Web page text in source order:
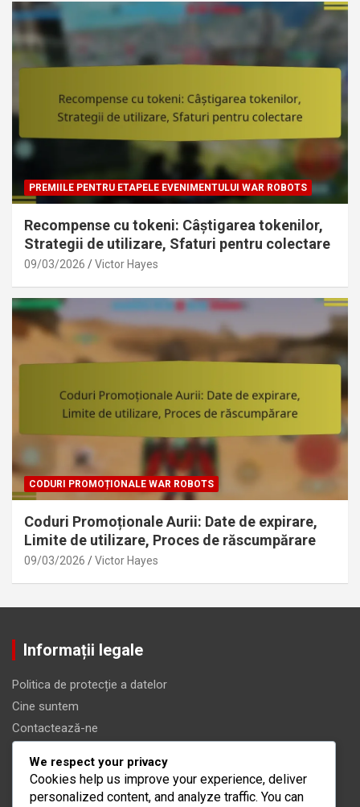
PREMIILE PENTRU ETAPELE EVENIMENTULUI WAR ROBOTS
Recompense cu tokeni: Câștigarea tokenilor,
Strategii de utilizare, Sfaturi pentru colectare
09/03/2026 Victor Hayes
CODURI PROMOȚIONALE WAR ROBOTS
Coduri Promoționale Aurii: Date de expirare,
Limite de utilizare, Proces de răscumpărare
09/03/2026 Victor Hayes
Informații legale
Politica de protecție a datelor
Cine suntem
Contactează-ne
Termeni de utilizare
We respect your privacy
Cookies help us improve your experience, deliver
personalized content, and analyze traffic. You can